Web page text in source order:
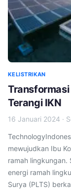
KELISTRIKAN
Transformasi
Terangi IKN
16 Januari 2024 ·
mewujudkan Ibu
ramah lingkungan.
energi ramah
Surya (PLTS)